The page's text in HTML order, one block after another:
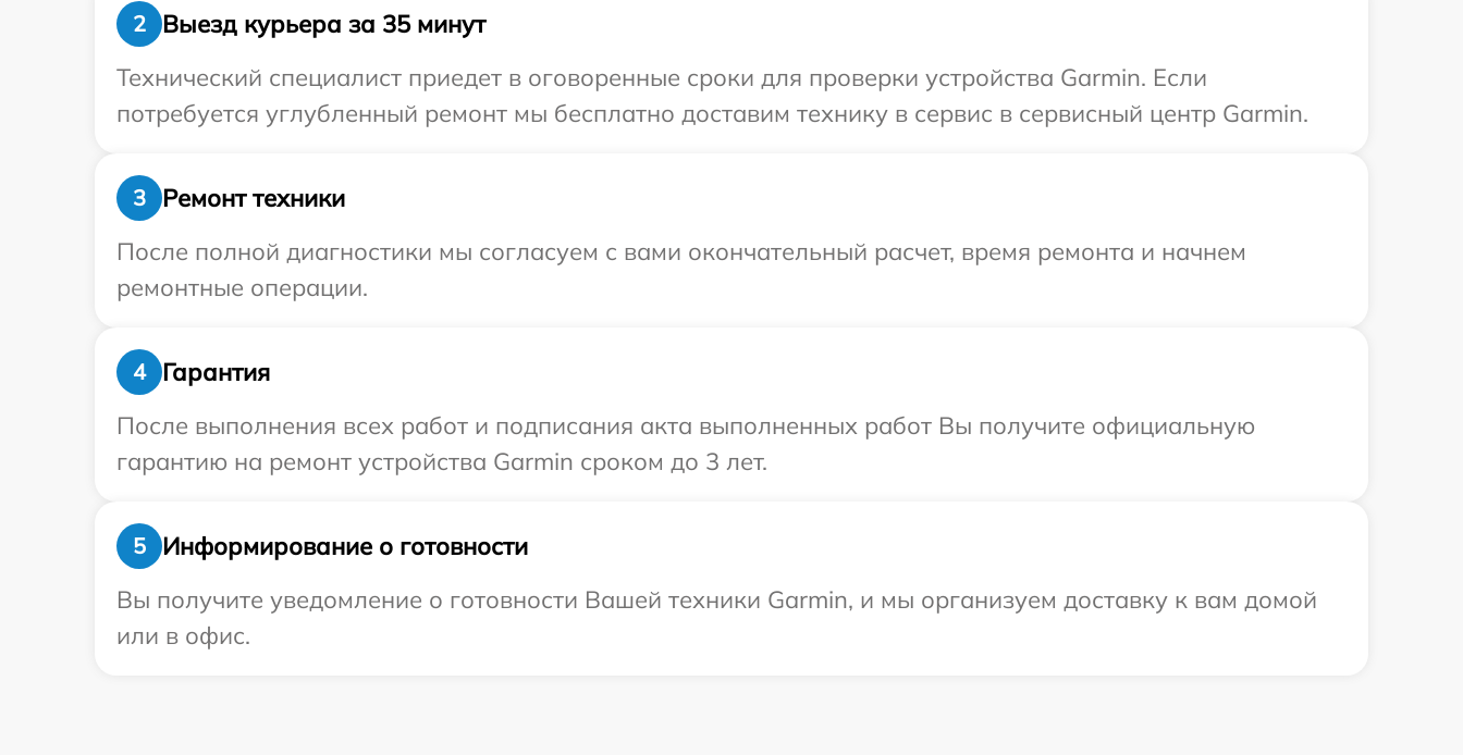
2
Выезд курьера за 35 минут
Технический специалист приедет в оговоренные сроки для проверки устройства Garmin. Если
потребуется углубленный ремонт мы бесплатно доставим технику в сервис в сервисный центр Garmin.
3
Ремонт техники
После полной диагностики мы согласуем с вами окончательный расчет, время ремонта и начнем
ремонтные операции.
4
Гарантия
После выполнения всех работ и подписания акта выполненных работ Вы получите официальную
гарантию на ремонт устройства Garmin сроком до 3 лет.
5
Информирование о готовности
Вы получите уведомление о готовности Вашей техники Garmin, и мы организуем доставку к вам домой
или в офис.